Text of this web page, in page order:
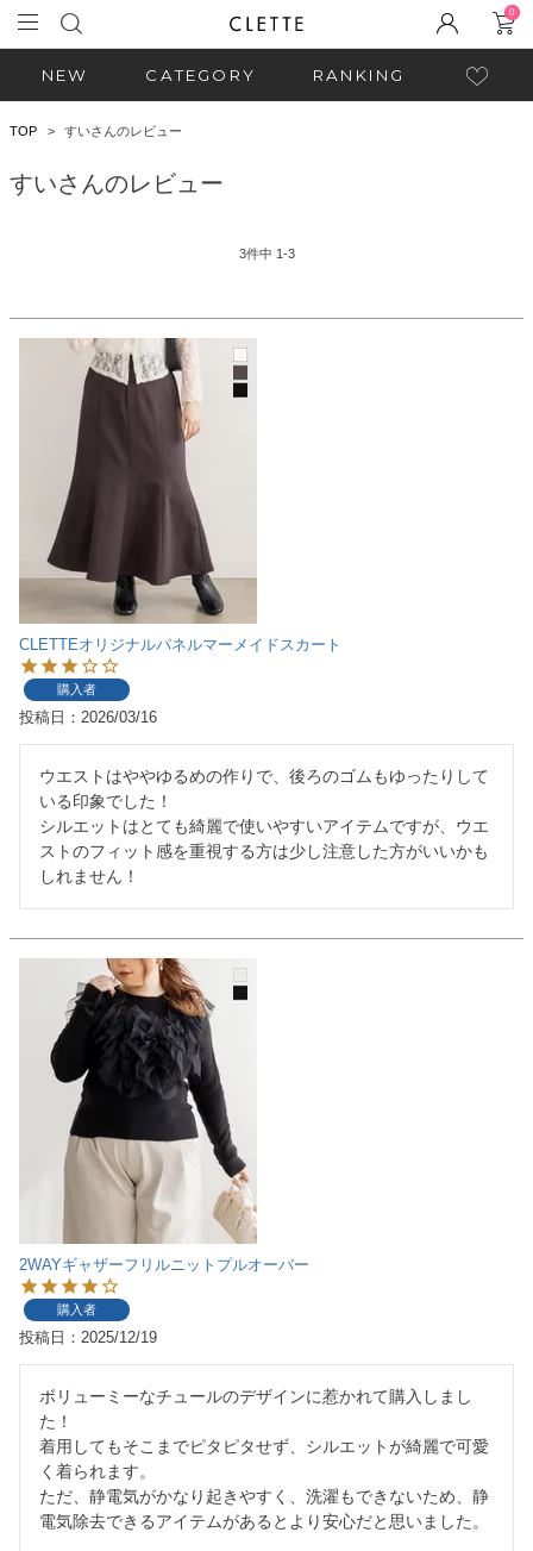
0
NEW CATEGORY RANKING
TOP すいさんのレビュー
すいさんのレビュー
3件中 1-3
CLETTEオリジナルパネルマーメイドスカート
購入者
投稿日 2026/03/16
ウエストはややゆるめの作りで、後ろのゴムもゆったりして
いる印象でした！
シルエットはとても綺麗で使いやすいアイテムですが、ウエ
ストのフィット感を重視する方は少し注意した方がいいかも
しれません！
2WAYギャザーフリルニットプルオーバー
購入者
投稿日 2025/12/19
ボリューミーなチュールのデザインに惹かれて購入しまし
た！
着用してもそこまでピタピタせず、シルエットが綺麗で可愛
く着られます。
ただ、静電気がかなり起きやすく、洗濯もできないため、静
電気除去できるアイテムがあるとより安心だと思いました。